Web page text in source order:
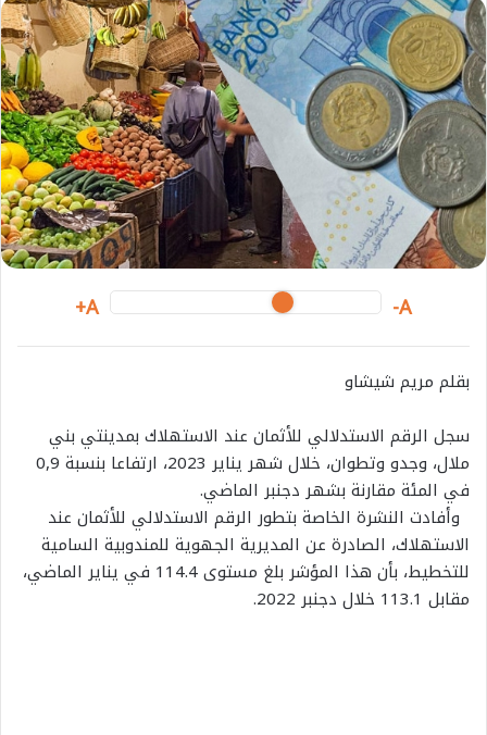
n
d
a
n
e
m
a
i
A-
A+
بقلم مريم شيشاو
سجل الرقم الاستدلالي للأثمان عند الاستهلاك بمدينتي بني
ملال، وجدو وتطوان، خلال شهر يناير 2023، ارتفاعا بنسبة 0,9
في المئة مقارنة بشهر دجنبر الماضي.
وأفادت النشرة الخاصة بتطور الرقم الاستدلالي للأثمان عند
الاستهلاك، الصادرة عن المديرية الجهوية للمندوبية السامية
للتخطيط، بأن هذا المؤشر بلغ مستوى 114.4 في يناير الماضي،
مقابل 113.1 خلال دجنبر 2022.